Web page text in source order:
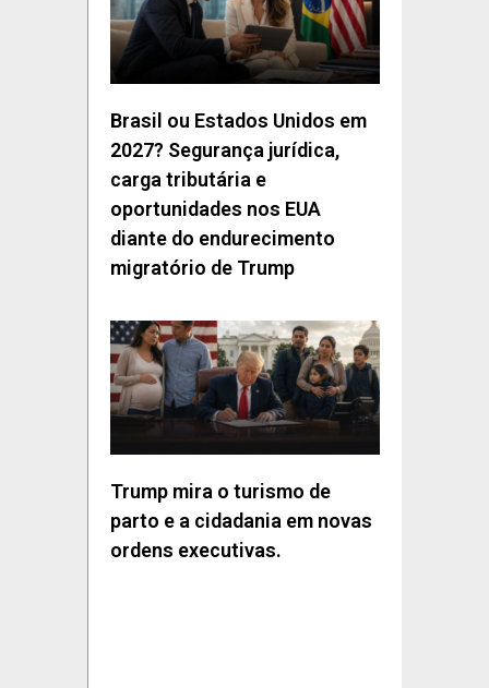
Brasil ou Estados Unidos em
2027? Segurança jurídica,
carga tributária e
oportunidades nos EUA
diante do endurecimento
migratório de Trump
Trump mira o turismo de
parto e a cidadania em novas
ordens executivas.